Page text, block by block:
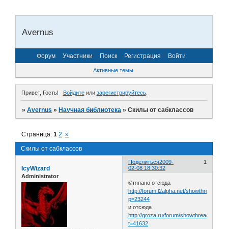
Avernus
Форум Участники Поиск Регистрация Войти
Активные темы
Привет, Гость! Войдитеили зарегистрируйтесь.
»Avernus »Научная библиотека »Скилы от сабклассов
Скилы от сабклассов
Страница:1 2 »
Поделиться 1
2009-
02-08 18:30:32
IcyWizard
Administrator
©тяпано отсюда
http://forum.l2alpha.net/
p=23244
и отсюда
http://groza.ru/forum/showthread.php?
t=41632